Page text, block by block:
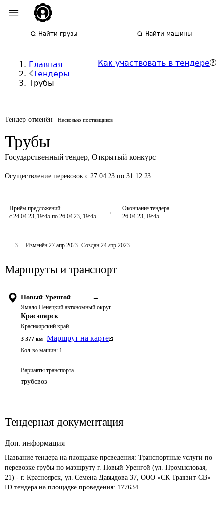
Найти грузы Найти машины
Главная
Тендеры
Трубы
Как участвовать в тендере
Тендер отменён Несколько поставщиков
Трубы
Государственный тендер, Открытый конкурс
Осуществление перевозок с 27.04.23 по 31.12.23
Приём предложений
с 24.04.23, 19:45 по 26.04.23, 19:45
Окончание тендера
26.04.23, 19:45
3 Изменён 27 апр 2023. Создан 24 апр 2023
Маршруты и транспорт
Новый Уренгой →
Ямало-Ненецкий автономный округ
Красноярск
Красноярский край
3 377 км Маршрут на карте
Кол-во машин: 1
Варианты транспорта
трубовоз
Тендерная документация
Доп. информация
Название тендера на площадке проведения: Транспортные услуги по
перевозке трубы по маршруту г. Новый Уренгой (ул. Промысловая,
21) - г. Красноярск, ул. Семена Давыдова 37, ООО «СК Транзит-СВ»
ID тендера на площадке проведения: 177634